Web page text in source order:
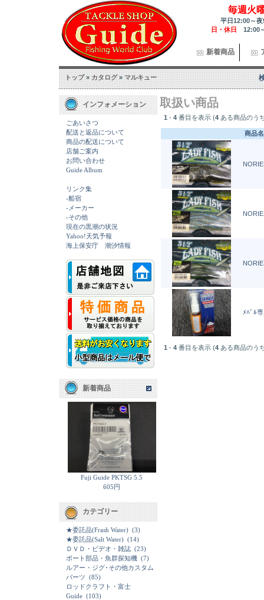
毎週火
平日12:00～
日・休日 12:00
新着商品
トップ»カタログ»マルキュー
インフォメーション
ごあいさつ
配送と返品について
商品の配送について
店舗ご案内
お問い合わせ
Guide Album
リンク集
-船宿
-メーカー
-その他
現在の黒潮の状況
Yahoo!天気予報
海上保安庁 潮汐情報
新着商品
Fuji Guide PKTSG 5.5
605円
カテゴリー
★委託品(Frash Water) (3)
★委託品(Salt Water) (14)
ＤＶＤ・ビデオ・雑誌 (23)
ボート部品・魚群探知機 (7)
ルアー・ジグ･その他カスタム
パーツ (85)
ロッドクラフト・富士
Guide (103)
取扱い商品
1 - 4 番目を表示 (4 ある商品のう
商品
ﾒﾊﾞﾙ
1 - 4 番目を表示 (4 ある商品のう